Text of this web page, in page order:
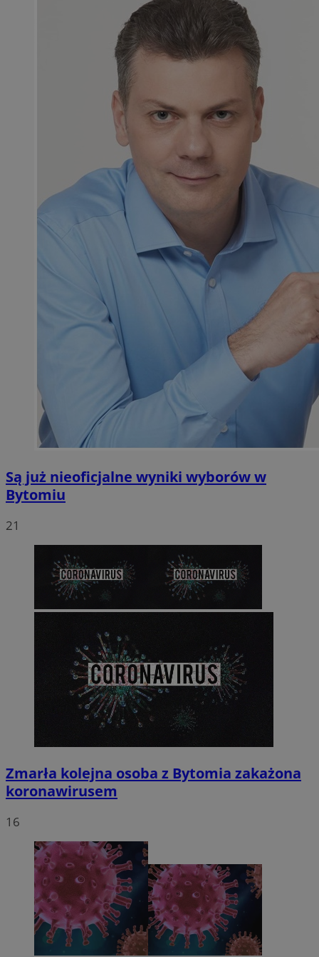
Są już nieoficjalne wyniki wyborów w
Bytomiu
21
Zmarła kolejna osoba z Bytomia zakażona
koronawirusem
16